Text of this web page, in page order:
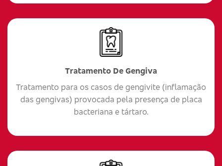
Tratamento De Gengiva
Tratamento para os casos de gengivite (inflamação
das gengivas) provocada pela presença de placa
bacteriana e tártaro.